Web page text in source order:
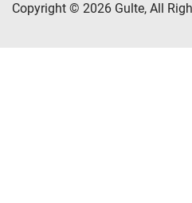
Copyright © 2026 Gulte, All